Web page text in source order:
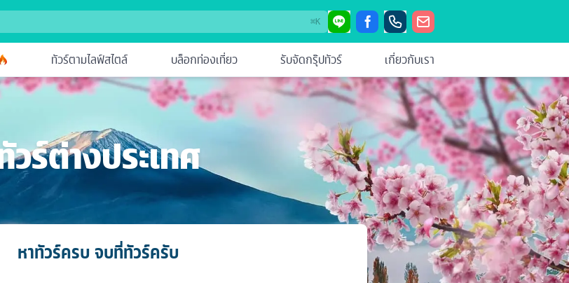
⌘K
ทัวร์ตามไลฟ์สไตล์ บล็อกท่องเที่ยว รับจัดกรุ๊ปทัวร์ เกี่ยวกับเรา
วร์ต่างประเทศ
หาทัวร์ครบ จบที่ทัวร์ครับ